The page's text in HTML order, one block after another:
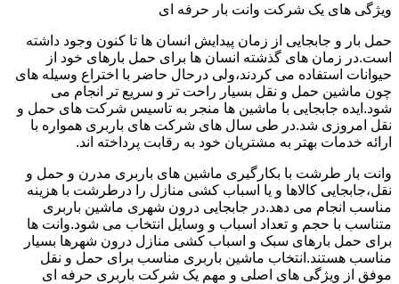
ویژگی های یک شرکت وانت بار حرفه ای
حمل بار و جابجایی از زمان پیدایش انسان ها تا کنون وجود داشته
است.در زمان های گذشته انسان ها برای حمل بارهای خود از
حیوانات استفاده می کردند،ولی درحال حاضر با اختراع وسیله های
چون ماشین حمل و نقل بسیار راحت تر و سریع تر انجام می
شود.ایده جابجایی با ماشین ها منجر به تاسیس شرکت های حمل و
نقل امروزی شد.در طی سال های شرکت های باربری همواره با
ارائه خدمات بهتر به مشتریان خود به رقابت پرداخته اند.
وانت بار طرشت با بکارگیری ماشین های باربری مدرن و حمل و
نقل،جابجایی کالاها و یا اسباب کشی منازل را درطرشت با هزینه
مناسب انجام می دهد.در جابجایی درون شهری ماشین باربری
متناسب با حجم و تعداد اسباب و وسایل انتخاب می شود.وانت ها
برای حمل بارهای سبک و اسباب کشی منازل درون شهرها بسیار
مناسب هستند.انتخاب ماشین باربری مناسب برای حمل و نقل
موفق از ویژگی های اصلی و مهم یک شرکت باربری حرفه ای